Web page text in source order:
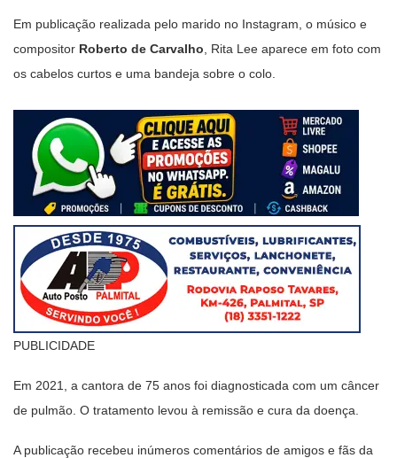
Em publicação realizada pelo marido no Instagram, o músico e
compositor Roberto de Carvalho , Rita Lee aparece em foto com
os cabelos curtos e uma bandeja sobre o colo.
PUBLICIDADE
Em 2021, a cantora de 75 anos foi diagnosticada com um câncer
de pulmão. O tratamento levou à remissão e cura da doença.
A publicação recebeu inúmeros comentários de amigos e fãs da